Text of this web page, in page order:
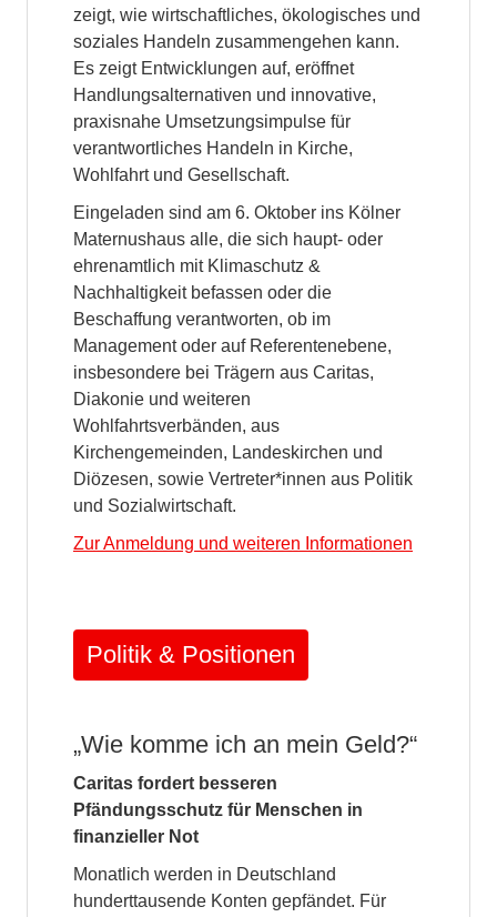
zeigt, wie wirtschaftliches, ökologisches und
soziales Handeln zusammengehen kann.
Es zeigt Entwicklungen auf, eröffnet
Handlungsalternativen und innovative,
praxisnahe Umsetzungsimpulse für
verantwortliches Handeln in Kirche,
Wohlfahrt und Gesellschaft.
Eingeladen sind am 6. Oktober ins Kölner
Maternushaus alle, die sich haupt- oder
ehrenamtlich mit Klimaschutz &
Nachhaltigkeit befassen oder die
Beschaffung verantworten, ob im
Management oder auf Referentenebene,
insbesondere bei Trägern aus Caritas,
Diakonie und weiteren
Wohlfahrtsverbänden, aus
Kirchengemeinden, Landeskirchen und
Diözesen, sowie Vertreter*innen aus Politik
und Sozialwirtschaft.
Zur Anmeldung und weiteren Informationen
Politik & Positionen
„Wie komme ich an mein Geld?“
Caritas fordert besseren
Pfändungsschutz für Menschen in
finanzieller Not
Monatlich werden in Deutschland
hunderttausende Konten gepfändet. Für